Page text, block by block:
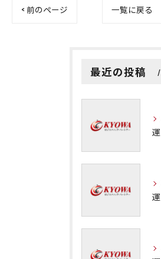
< 前のページ 一覧に戻る
最近の投稿